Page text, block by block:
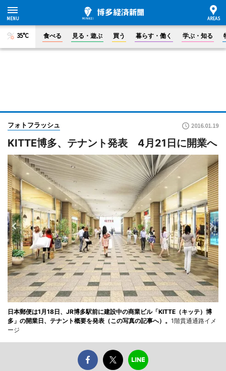
35°C 食べる 見る・遊ぶ 買う 暮らす・働く 学ぶ・知る
フォトフラッシュ 2016.01.19
KITTE博多、テナント発表 4月21日に開業へ
日本郵便は1月18日、JR博多駅前に建設中の商業ビル「KITTE（キッテ）博
多」の開業日、テナント概要を発表（この写真の記事へ）。 1階貫通通路イメ
ージ